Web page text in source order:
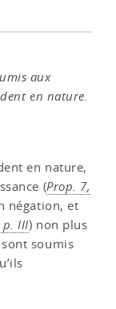
aux
en nature.
en nature,
(Prop. 7,
négation, et
p. III) non plus
soumis